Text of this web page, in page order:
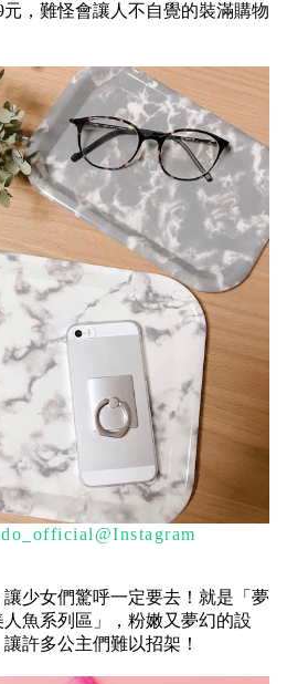
，難怪會讓人不自覺的裝滿購物
少女們驚呼一定要去！就是 「夢
人魚系列區」 ， 粉嫩又夢幻的設
許多公主們難以招架！